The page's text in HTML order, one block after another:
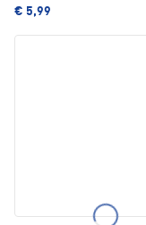
€ 5,99